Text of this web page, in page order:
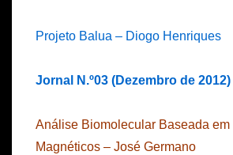
Projeto Balua – Diogo Henriques
Jornal N.º03 (Dezembro de 2012)
Análise Biomolecular Baseada em
Magnéticos – José Germano